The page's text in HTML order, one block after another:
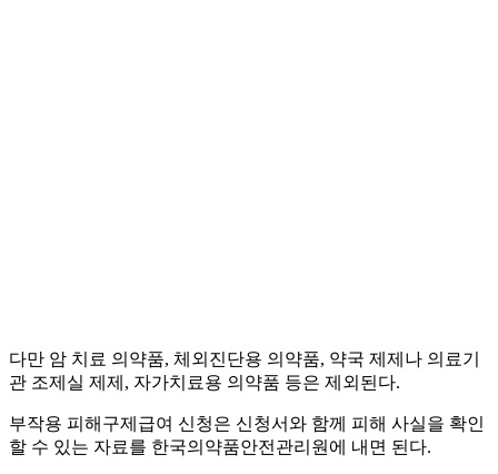
다만 암 치료 의약품, 체외진단용 의약품, 약국 제제나 의료기
관 조제실 제제, 자가치료용 의약품 등은 제외된다.
부작용 피해구제급여 신청은 신청서와 함께 피해 사실을 확인
할 수 있는 자료를 한국의약품안전관리원에 내면 된다.